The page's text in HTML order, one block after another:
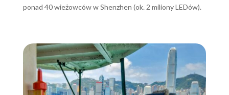
ponad 40 wieżowców w Shenzhen (ok. 2 miliony LEDów).